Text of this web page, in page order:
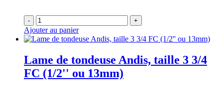
- +
Ajouter au panier
Lame de tondeuse Andis, taille 3 3/4
FC (1/2'' ou 13mm)